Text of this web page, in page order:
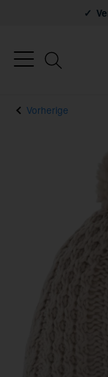
Vorherige